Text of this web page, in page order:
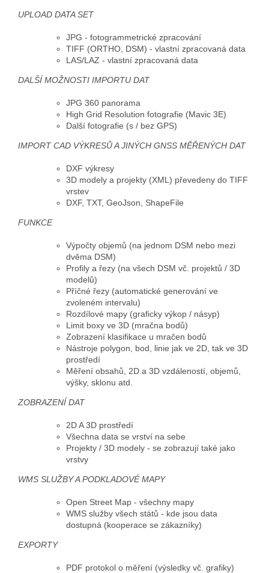
UPLOAD DATA SET
JPG - fotogrammetrické zpracování
TIFF (ORTHO, DSM) - vlastní zpracovaná data
LAS/LAZ - vlastní zpracovaná data
DALŠÍ MOŽNOSTI IMPORTU DAT
JPG 360 panorama
High Grid Resolution fotografie (Mavic 3E)
Další fotografie (s / bez GPS)
IMPORT CAD VÝKRESŮ A JINÝCH GNSS MĚŘENÝCH DAT
DXF výkresy
3D modely a projekty (XML) převedeny do TIFF
vrstev
DXF, TXT, GeoJson, ShapeFile
FUNKCE
Výpočty objemů (na jednom DSM nebo mezi
dvěma DSM)
Profily a řezy (na všech DSM vč. projektů / 3D
modelů)
Příčné řezy (automatické generování ve
zvoleném intervalu)
Rozdílové mapy (graficky výkop / násyp)
Limit boxy ve 3D (mračna bodů)
Zobrazení klasifikace u mračen bodů
Nástroje polygon, bod, linie jak ve 2D, tak ve 3D
prostředí
Měření obsahů, 2D a 3D vzdáleností, objemů,
výšky, sklonu atd.
ZOBRAZENÍ DAT
2D A 3D prostředí
Všechna data se vrství na sebe
Projekty / 3D modely - se zobrazují také jako
vrstvy
WMS SLUŽBY A PODKLADOVÉ MAPY
Open Street Map - všechny mapy
WMS služby všech států - kde jsou data
dostupná (kooperace se zákazníky)
EXPORTY
PDF protokol o měření (výsledky vč. grafiky)